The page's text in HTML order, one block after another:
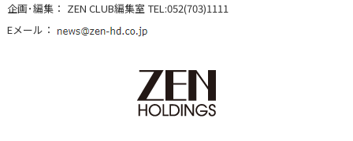
企画･編集： ZEN CLUB編集室 TEL:052(703)1111
Eメール：